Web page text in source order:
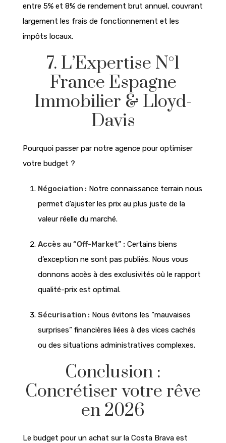
entre 5% et 8% de rendement brut annuel, couvrant
largement les frais de fonctionnement et les
impôts locaux.
7. L’Expertise N°1
France Espagne
Immobilier & Lloyd-
Davis
Pourquoi passer par notre agence pour optimiser
votre budget ?
Négociation : Notre connaissance terrain nous
permet d’ajuster les prix au plus juste de la
valeur réelle du marché.
Accès au “Off-Market” : Certains biens
d’exception ne sont pas publiés. Nous vous
donnons accès à des exclusivités où le rapport
qualité-prix est optimal.
Sécurisation : Nous évitons les “mauvaises
surprises” financières liées à des vices cachés
ou des situations administratives complexes.
Conclusion :
Concrétiser votre rêve
en 2026
Le budget pour un achat sur la Costa Brava est